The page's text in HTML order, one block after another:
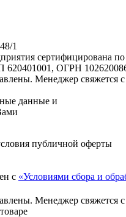
1
сертифицирована
ОГРН
Менеджер свяжется
данные и
публичной оферты
с «Условиями сбора и
Менеджер свяжется